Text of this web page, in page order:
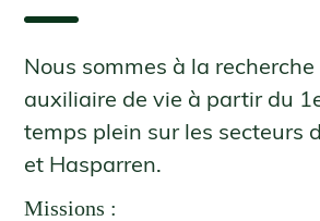
Nous sommes à la recherche
auxiliaire de vie à partir du
temps plein sur les secteurs
et Hasparren.
Missions :